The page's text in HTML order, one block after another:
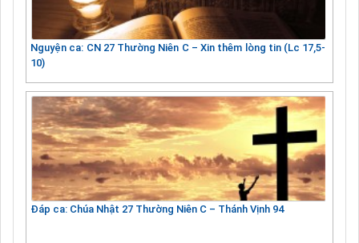
Nguyện ca: CN 27 Thường Niên C – Xin thêm lòng tin (Lc 17,5-
10)
Đáp ca: Chúa Nhật 27 Thường Niên C – Thánh Vịnh 94